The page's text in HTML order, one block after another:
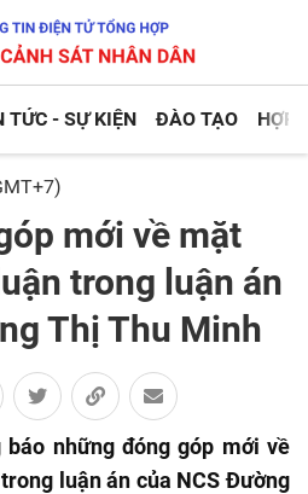
TỨC - SỰ KIỆN ĐÀO TẠO HỢP
mới về mặt
trong luận án
Thị Thu Minh
báo những đóng góp mới về
luận án của NCS Đường